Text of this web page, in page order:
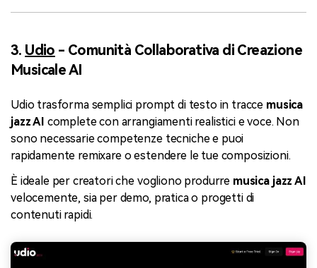
3. Udio - Comunità Collaborativa di Creazione
Musicale AI
Udio trasforma semplici prompt di testo in tracce musica
jazz AI complete con arrangiamenti realistici e voce. Non
sono necessarie competenze tecniche e puoi
rapidamente remixare o estendere le tue composizioni.
È ideale per creatori che vogliono produrre musica jazz AI
velocemente, sia per demo, pratica o progetti di
contenuti rapidi.